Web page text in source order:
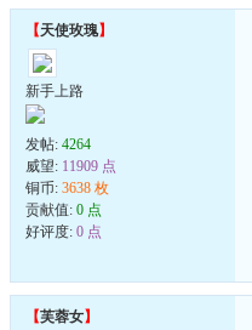
【天使玫瑰】
新手上路
发帖: 4264
威望: 11909 点
铜币: 3638 枚
贡献值: 0 点
好评度: 0 点
【芙蓉女】